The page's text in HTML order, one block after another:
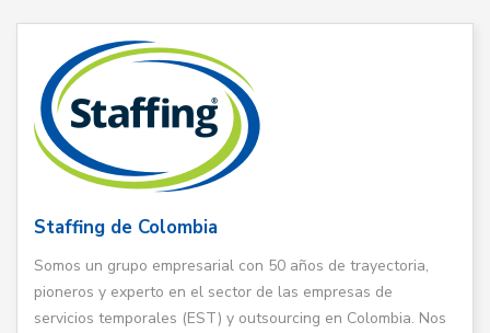
Staffing de Colombia
Somos un grupo empresarial con 50 años de trayectoria,
pioneros y experto en el sector de las empresas de
servicios temporales (EST) y outsourcing en Colombia. Nos